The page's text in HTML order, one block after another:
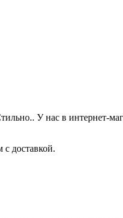
У нас в интернет-
доставкой.